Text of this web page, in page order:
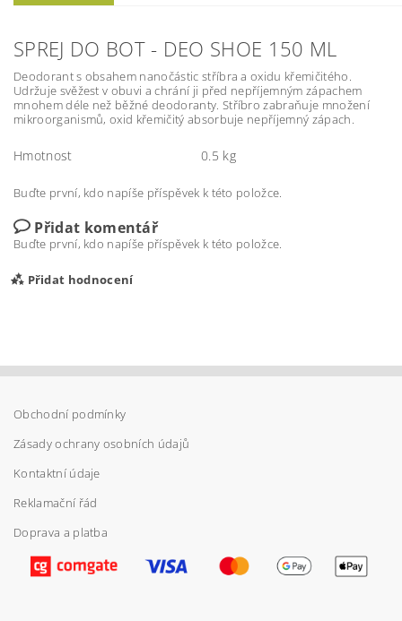
SPREJ DO BOT - DEO SHOE 150 ML
Deodorant s obsahem nanočástic stříbra a oxidu křemičitého.
Udržuje svěžest v obuvi a chrání ji před nepříjemným zápachem
mnohem déle než běžné deodoranty. Stříbro zabraňuje množení
mikroorganismů, oxid křemičitý absorbuje nepříjemný zápach.
Hmotnost 0.5 kg
Buďte první, kdo napíše příspěvek k této položce.
Přidat komentář
Buďte první, kdo napíše příspěvek k této položce.
Přidat hodnocení
Vložením hodnocení souhlasíte spodmínkami
ochrany osobních údajů
Obchodní podmínky
Zásady ochrany osobních údajů
Kontaktní údaje
Reklamační řád
Doprava a platba